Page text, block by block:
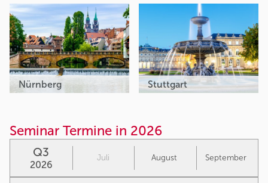
Nürnberg Stuttgart
Seminar Termine in 2026
Q3
2026
Juli August September